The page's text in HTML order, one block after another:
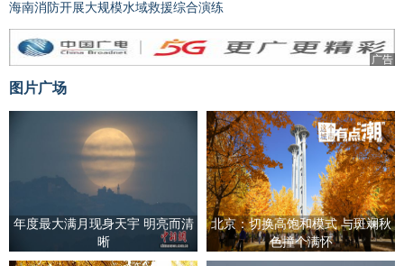
海南消防开展大规模水域救援综合演练
广告
图片广场
年度最大满月现身天宇 明亮而清
晰
北京：切换高饱和模式 与斑斓秋
色撞个满怀